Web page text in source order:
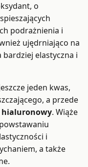
o
podrażnienia i
ujędrniająco na
bardziej elastyczna i
jeden kwas,
a przede
hialuronowy. Wiąże
i
a także